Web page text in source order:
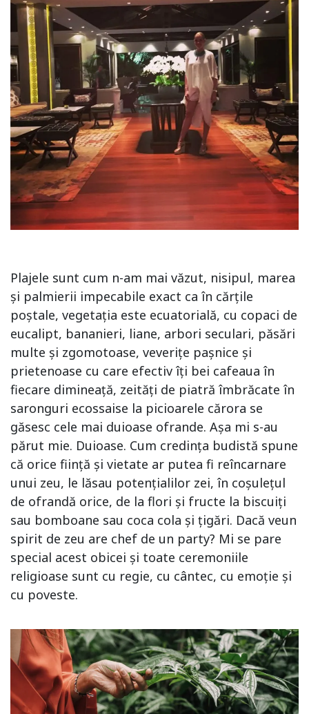
Plajele sunt cum n-am mai văzut, nisipul, marea
și palmierii impecabile exact ca în cărțile
poștale, vegetația este ecuatorială, cu copaci de
eucalipt, bananieri, liane, arbori seculari, păsări
multe și zgomotoase, veverițe pașnice și
prietenoase cu care efectiv îți bei cafeaua în
fiecare dimineață, zeități de piatră îmbrăcate în
saronguri ecossaise la picioarele cărora se
găsesc cele mai duioase ofrande. Așa mi s-au
părut mie. Duioase. Cum credința budistă spune
că orice ființă și vietate ar putea fi reîncarnare
unui zeu, le lăsau potențialilor zei, în coșulețul
de ofrandă orice, de la flori și fructe la biscuiți
sau bomboane sau coca cola și țigări. Dacă veun
spirit de zeu are chef de un party? Mi se pare
special acest obicei și toate ceremoniile
religioase sunt cu regie, cu cântec, cu emoție și
cu poveste.